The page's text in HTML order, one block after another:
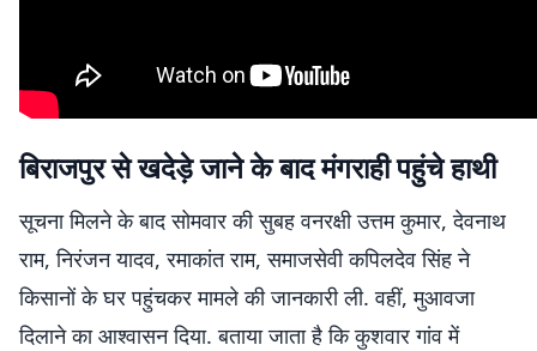
बिराजपुर से खदेड़े जाने के बाद मंगराही पहुंचे हाथी
सूचना मिलने के बाद सोमवार की सुबह वनरक्षी उत्तम कुमार, देवनाथ
राम, निरंजन यादव, रमाकांत राम, समाजसेवी कपिलदेव सिंह ने
किसानों के घर पहुंचकर मामले की जानकारी ली. वहीं, मुआवजा
दिलाने का आश्वासन दिया. बताया जाता है कि कुशवार गांव में